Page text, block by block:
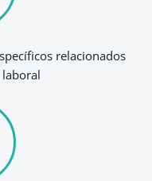
relacionados